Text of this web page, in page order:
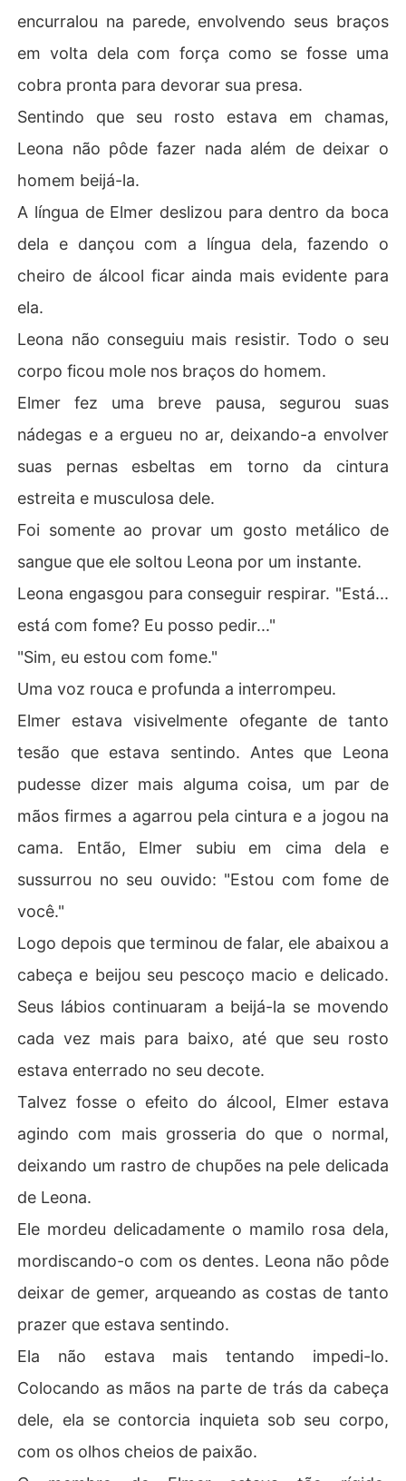
encurralou na parede, envolvendo seus braços
em volta dela com força como se fosse uma
cobra pronta para devorar sua presa.
Sentindo que seu rosto estava em chamas,
Leona não pôde fazer nada além de deixar o
homem beijá-la.
A língua de Elmer deslizou para dentro da boca
dela e dançou com a língua dela, fazendo o
cheiro de álcool ficar ainda mais evidente para
ela.
Leona não conseguiu mais resistir. Todo o seu
corpo ficou mole nos braços do homem.
Elmer fez uma breve pausa, segurou suas
nádegas e a ergueu no ar, deixando-a envolver
suas pernas esbeltas em torno da cintura
estreita e musculosa dele.
Foi somente ao provar um gosto metálico de
sangue que ele soltou Leona por um instante.
Leona engasgou para conseguir respirar. "Está...
está com fome? Eu posso pedir..."
"Sim, eu estou com fome."
Uma voz rouca e profunda a interrompeu.
Elmer estava visivelmente ofegante de tanto
tesão que estava sentindo. Antes que Leona
pudesse dizer mais alguma coisa, um par de
mãos firmes a agarrou pela cintura e a jogou na
cama. Então, Elmer subiu em cima dela e
sussurrou no seu ouvido: "Estou com fome de
você."
Logo depois que terminou de falar, ele abaixou a
cabeça e beijou seu pescoço macio e delicado.
Seus lábios continuaram a beijá-la se movendo
cada vez mais para baixo, até que seu rosto
estava enterrado no seu decote.
Talvez fosse o efeito do álcool, Elmer estava
agindo com mais grosseria do que o normal,
deixando um rastro de chupões na pele delicada
de Leona.
Ele mordeu delicadamente o mamilo rosa dela,
mordiscando-o com os dentes. Leona não pôde
deixar de gemer, arqueando as costas de tanto
prazer que estava sentindo.
Ela não estava mais tentando impedi-lo.
Colocando as mãos na parte de trás da cabeça
dele, ela se contorcia inquieta sob seu corpo,
com os olhos cheios de paixão.